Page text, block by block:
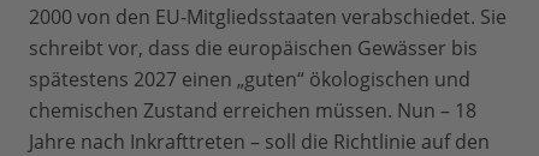
2000 von den EU-Mitgliedsstaaten verabschiedet. Sie
schreibt vor, dass die europäischen Gewässer bis
spätestens 2027 einen „guten“ ökologischen und
chemischen Zustand erreichen müssen. Nun – 18
Jahre nach Inkrafttreten – soll die Richtlinie auf den